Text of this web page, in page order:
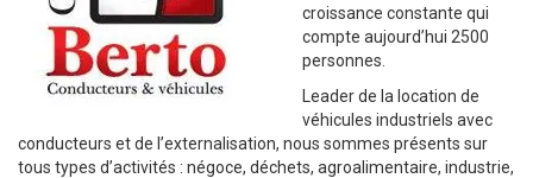
croissance constante qui
compte aujourd’hui 2500
personnes.
Leader de la location de
véhicules industriels avec
conducteurs et de l’externalisation, nous sommes présents sur
tous types d’activités : négoce, déchets, agroalimentaire, industrie,